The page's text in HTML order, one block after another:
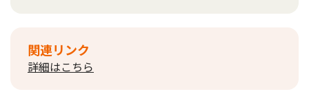
関連リンク
詳細はこちら